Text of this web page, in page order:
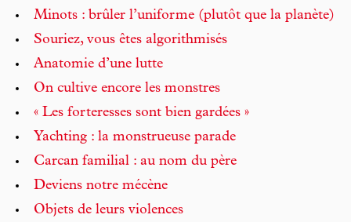
Minots : brûler l’uniforme (plutôt que la planète)
Souriez, vous êtes algorithmisés
Anatomie d’une lutte
On cultive encore les monstres
« Les forteresses sont bien gardées »
Yachting : la monstrueuse parade
Carcan familial : au nom du père
Deviens notre mécène
Objets de leurs violences